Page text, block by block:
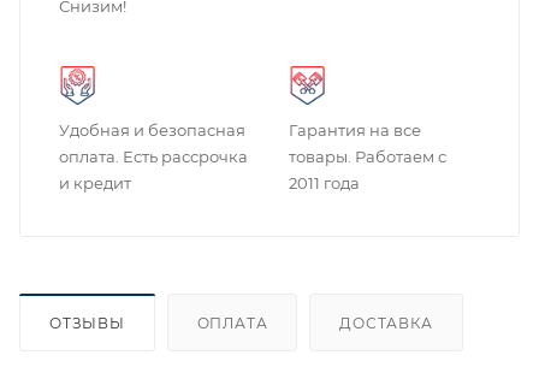
Снизим!
Удобная и безопасная
оплата. Есть рассрочка
и кредит
Гарантия на все
товары. Работаем с
2011 года
ОТЗЫВЫ ОПЛАТА ДОСТАВКА